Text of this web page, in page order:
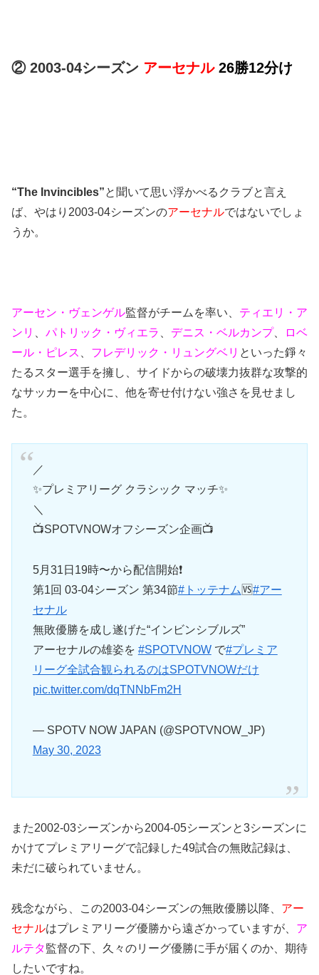
② 2003-04シーズン アーセナル 26勝12分け
“The Invincibles”と聞いて思い浮かべるクラブと言え
ば、やはり2003-04シーズンのアーセナルではないでしょ
うか。
アーセン・ヴェンゲル監督がチームを率い、 ティエリ・ア
ンリ
パトリック・ヴィエラ デニス・ベルカンプ、
ロベ
ール・ピレス
フレデリック・リュングベリ といった錚々
たるスター選手を擁し、サイドからの破壊力抜群な攻撃的
なサッカーを中心に、他を寄せ付けない強さを見せまし
た。
／
✨プレミアリーグ クラシック マッチ✨
＼
📺SPOTVNOWオフシーズン企画📺
5月31日19時〜から配信開始❗️
第1回 03-04シーズン 第34節#トッテナム 🆚#アー
セナル
無敗優勝を成し遂げた“インビンシブルズ”
アーセナルの雄姿を #SPOTVNOWで#プレミア
リーグ全試合観られるのはSPOTVNOWだけ
pic.twitter.com/dqTNNbFm2H
— SPOTV NOW JAPAN (@SPOTVNOW_JP)
May 30, 2023
また2002-03シーズンから2004-05シーズンと3シーズンに
かけてプレミアリーグで記録した49試合の無敗記録は、
未だに破られていません。
残念ながら、この2003-04シーズンの無敗優勝以降、 アー
セナルはプレミアリーグ優勝から遠ざかっていますが、 ア
ルテタ監督の下、久々のリーグ優勝に手が届くのか、期待
したいですね。